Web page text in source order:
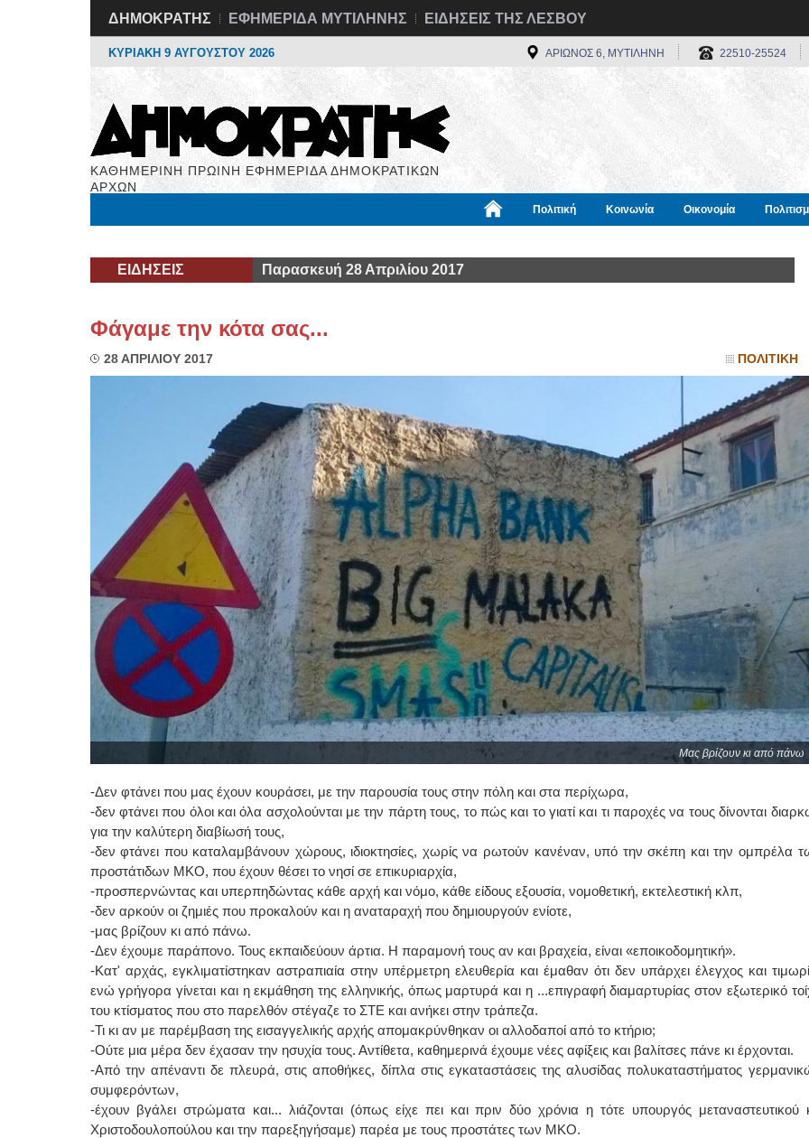
ΔΗΜΟΚΡΑΤΗΣ ΕΦΗΜΕΡΙΔΑ ΜΥΤΙΛΗΝΗΣ ΕΙΔΗΣΕΙΣ ΤΗΣ ΛΕΣΒΟΥ
ΚΥΡΙΑΚΗ 9 ΑΥΓΟΥΣΤΟΥ 2026 ΑΡΙΩΝΟΣ 6, ΜΥΤΙΛΗΝΗ 22510-25524
ΚΑΘΗΜΕΡΙΝΗ ΠΡΩΙΝΗ ΕΦΗΜΕΡΙΔΑ ΔΗΜΟΚΡΑΤΙΚΩΝ
ΑΡΧΩΝ
Πολιτική Κοινωνία Οικονομία
ΕΙΔΗΣΕΙΣ Παρασκευή 28 Απριλίου 2017
Φάγαμε την κότα σας...
28 ΑΠΡΙΛΙΟΥ 2017 ΠΟΛΙΤΙΚΗ
Μας βρίζουν κι από πάνω
-Δεν φτάνει που μας έχουν κουράσει, με την παρουσία τους στην πόλη και στα περίχωρα,
-δεν φτάνει που όλοι και όλα ασχολούνται με την πάρτη τους, το πώς και το γιατί και τι παροχές να τους δίνονται
για την καλύτερη διαβίωσή τους,
-δεν φτάνει που καταλαμβάνουν χώρους, ιδιοκτησίες, χωρίς να ρωτούν κανέναν, υπό την σκέπη και την ομπρέλα
προστάτιδων ΜΚΟ, που έχουν θέσει το νησί σε επικυριαρχία,
-προσπερνώντας και υπερπηδώντας κάθε αρχή και νόμο, κάθε είδους εξουσία, νομοθετική, εκτελεστική κλπ,
-δεν αρκούν οι ζημιές που προκαλούν και η αναταραχή που δημιουργούν ενίοτε,
-μας βρίζουν κι από πάνω.
-Δεν έχουμε παράπονο. Τους εκπαιδεύουν άρτια. Η παραμονή τους αν και βραχεία, είναι «εποικοδομητική».
-Κατ' αρχάς, εγκλιματίστηκαν αστραπιαία στην υπέρμετρη ελευθερία και έμαθαν ότι δεν υπάρχει έλεγχος και
ενώ γρήγορα γίνεται και η εκμάθηση της ελληνικής, όπως μαρτυρά και η ...επιγραφή διαμαρτυρίας στον εξωτερικό
του κτίσματος που στο παρελθόν στέγαζε το ΣΤΕ και ανήκει στην τράπεζα.
-Τι κι αν με παρέμβαση της εισαγγελικής αρχής απομακρύνθηκαν οι αλλοδαποί από το κτήριο;
-Ούτε μια μέρα δεν έχασαν την ησυχία τους. Αντίθετα, καθημερινά έχουμε νέες αφίξεις και βαλίτσες πάνε κι έρχονται.
-Από την απέναντι δε πλευρά, στις αποθήκες, δίπλα στις εγκαταστάσεις της αλυσίδας πολυκαταστήματος
συμφερόντων,
-έχουν βγάλει στρώματα και... λιάζονται (όπως είχε πει και πριν δύο χρόνια η τότε υπουργός μεταναστευτικού
Χριστοδουλοπούλου και την παρεξηγήσαμε) παρέα με τους προστάτες των ΜΚΟ.
ΙΩΑΝΝΗΣ Α. ΜΑΛΛΙΑΣ
ΟΦΘΑΛΜΙΑΤΡΟΣ
Καβέτσου 10, Μυτιλήνη, τηλ:
2251038065
Έλενα Μπούμπα
Στρατιωτικός Ιατρός
Διδ.Παν.Αθηνών
Διπλωματούχος Ευρ.Ακαδημίας
2102467085 & 6938502258
email- elenboumpa@gmail.com